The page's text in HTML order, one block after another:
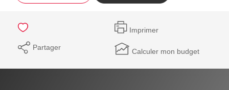
Imprimer
Partager Calculer mon budget